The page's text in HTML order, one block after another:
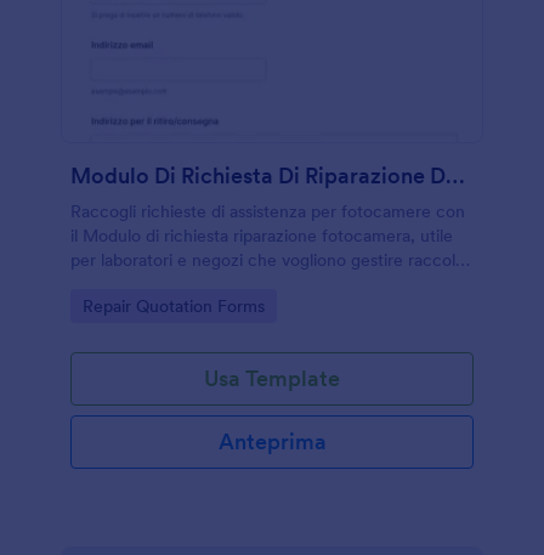
Modulo Di Richiesta Di Riparazione Della Fotocamera
Raccogli richieste di assistenza per fotocamere con
il Modulo di richiesta riparazione fotocamera, utile
per laboratori e negozi che vogliono gestire raccolta
consegna.
Go to Category:
Repair Quotation Forms
Usa Template
Anteprima